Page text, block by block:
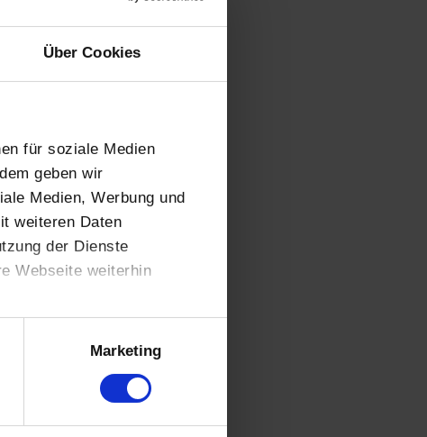
Über Cookies
für soziale Medien
geben wir
Medien, Werbung und
weiteren Daten
der Dienste
Webseite weiterhin
Marketing